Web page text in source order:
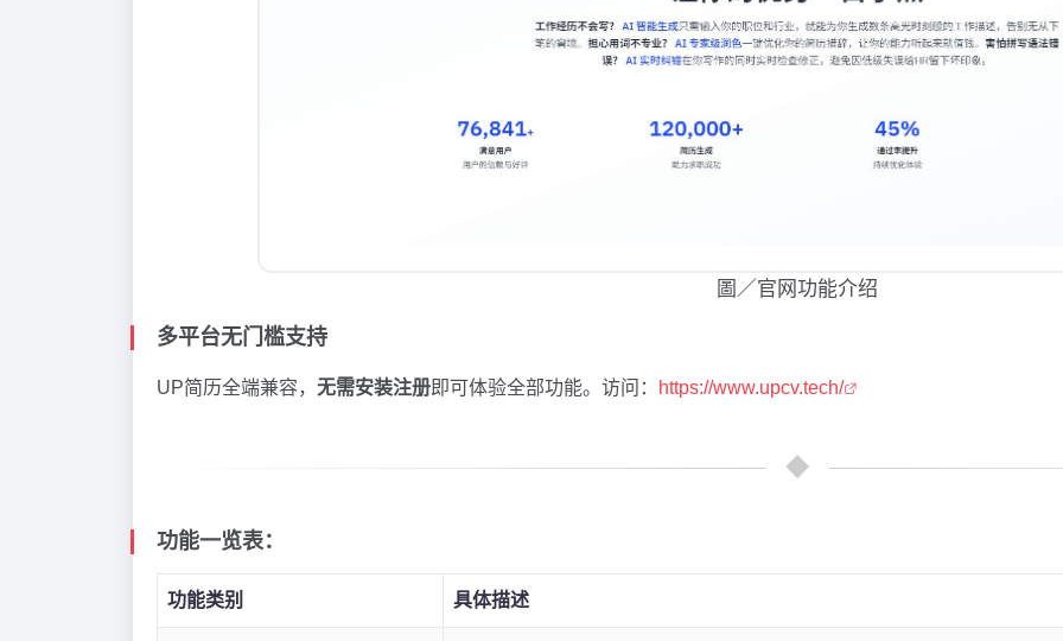
圖／官网功能介绍
多平台无门槛支持
UP简历全端兼容， 无需安装注册即可体验全部功能。访问： https://www.upcv.tech/
功能一览表：
功能类别 具体描述